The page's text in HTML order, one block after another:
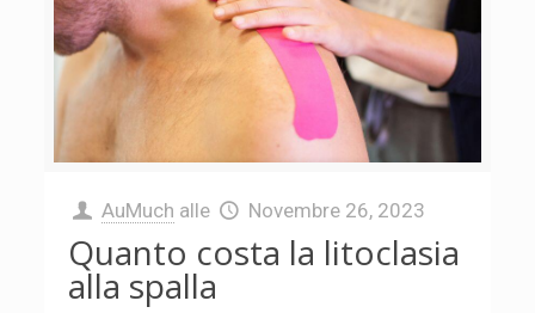
AuMuch alle Novembre 26, 2023
Quanto costa la litoclasia
alla spalla